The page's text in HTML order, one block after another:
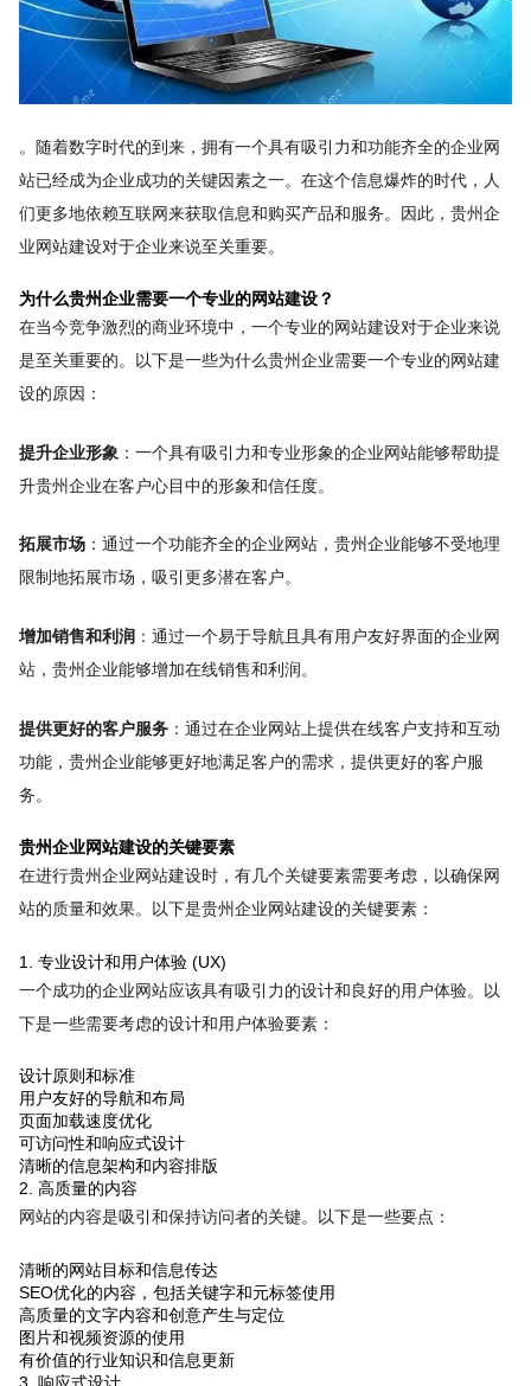
。随着数字时代的到来，拥有一个具有吸引力和功能齐全的企业网
站已经成为企业成功的关键因素之一。在这个信息爆炸的时代，人
们更多地依赖互联网来获取信息和购买产品和服务。因此，贵州企
业网站建设对于企业来说至关重要。
为什么贵州企业需要一个专业的网站建设？
在当今竞争激烈的商业环境中，一个专业的网站建设对于企业来说
是至关重要的。以下是一些为什么贵州企业需要一个专业的网站建
设的原因：
提升企业形象 ：一个具有吸引力和专业形象的企业网站能够帮助提
升贵州企业在客户心目中的形象和信任度。
拓展市场：通过一个功能齐全的企业网站，贵州企业能够不受地理
限制地拓展市场，吸引更多潜在客户。
增加销售和利润 ：通过一个易于导航且具有用户友好界面的企业网
站，贵州企业能够增加在线销售和利润。
提供更好的客户服务：通过在企业网站上提供在线客户支持和互动
功能，贵州企业能够更好地满足客户的需求，提供更好的客户服
务。
贵州企业网站建设的关键要素
在进行贵州企业网站建设时，有几个关键要素需要考虑，以确保网
站的质量和效果。以下是贵州企业网站建设的关键要素：
1. 专业设计和用户体验 (UX)
一个成功的企业网站应该具有吸引力的设计和良好的用户体验。以
下是一些需要考虑的设计和用户体验要素：
设计原则和标准
用户友好的导航和布局
页面加载速度优化
可访问性和响应式设计
清晰的信息架构和内容排版
2. 高质量的内容
网站的内容是吸引和保持访问者的关键。以下是一些要点：
清晰的网站目标和信息传达
SEO优化的内容，包括关键字和元标签使用
高质量的文字内容和创意产生与定位
图片和视频资源的使用
有价值的行业知识和信息更新